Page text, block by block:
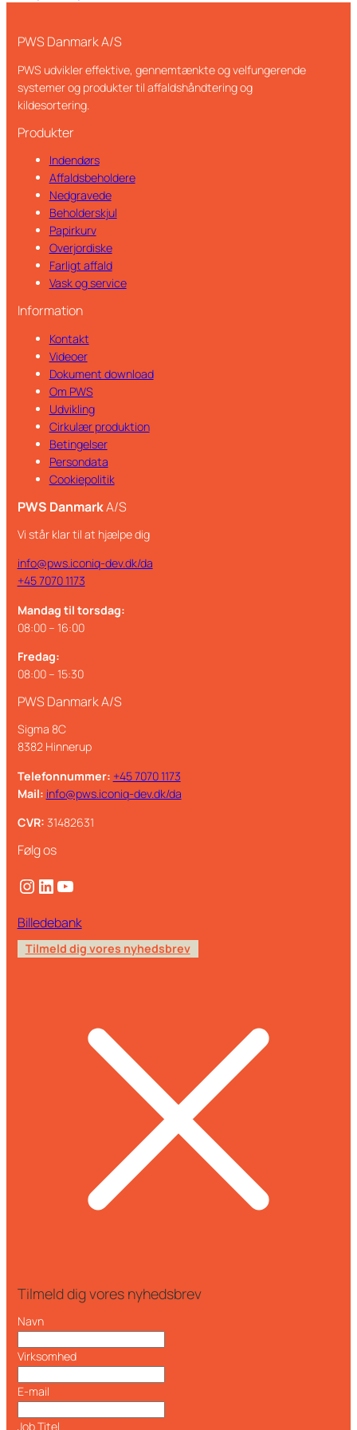
PWS Danmark A/S
PWS udvikler effektive, gennemtænkte og velfungerende
systemer og produkter til affaldshåndtering og
kildesortering.
Produkter
Indendørs
Affaldsbeholdere
Nedgravede
Beholderskjul
Papirkurv
Overjordiske
Farligt affald
Vask og service
Information
Kontakt
Videoer
Dokument download
Om PWS
Udvikling
Cirkulær produktion
Betingelser
Persondata
Cookiepolitik
PWS DanmarkA/S
Vi står klar til at hjælpe dig
info@pws.iconiq-dev.dk/da
+45 7070 1173
Mandag til torsdag:
08:00 – 16:00
Fredag:
08:00 – 15:30
PWS Danmark A/S
Sigma 8C
8382 Hinnerup
Telefonnummer: +45 7070 1173
Mail: info@pws.iconiq-dev.dk/da
CVR: 31482631
Følg os
Instagram LinkedIn YouTube
Billedebank
Tilmeld dig vores nyhedsbrev
Tilmeld dig vores nyhedsbrev
Navn
Virksomhed
E-mail
Job Titel